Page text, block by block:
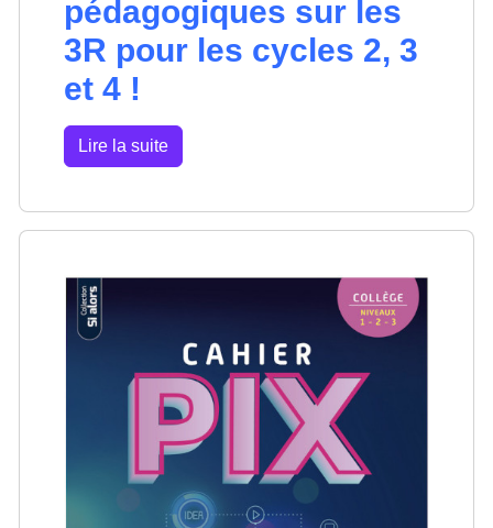
pédagogiques sur les
3R pour les cycles 2, 3
et 4 !
Lire la suite